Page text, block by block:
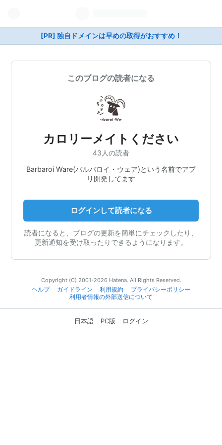
[PR] 独自ドメインは早めの取得がおすすめ！
このブログの読者になる
カロリーメイトください
43人の読者
Barbaroi Ware(バルバロイ・ウェア)という名前でアプ
リ開発してます
ログインして読者になる
読者になると、ブログの更新を簡単にチェックしたり、
更新通知を受け取ったりできるようになります。
Copyright (C) 2001-2026 Hatena. All Rights Reserved.
ヘルプ
ガイドライン 利用規約
プライバシーポリシー
利用者情報の外部送信について
日本語 PC版 ログイン